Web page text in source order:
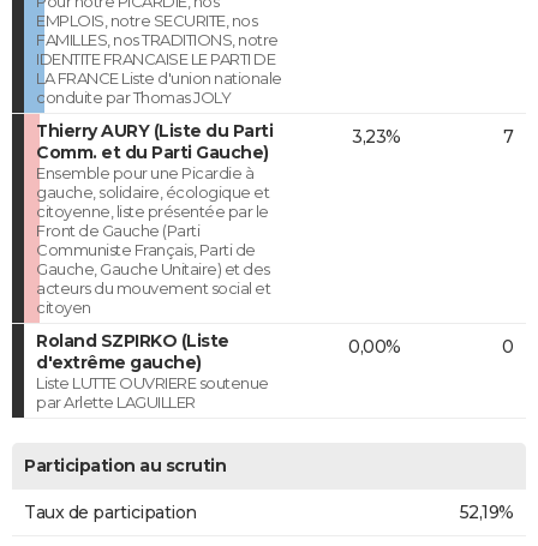
EMPLOIS, notre SECURITE, nos
FAMILLES, nos TRADITIONS, notre
IDENTITE FRANCAISE LE PARTI DE
LA FRANCE Liste d'union nationale
conduite par Thomas JOLY
Thierry AURY (Liste du Parti
Comm. et du Parti Gauche)
Ensemble pour une Picardie à
gauche, solidaire, écologique et
citoyenne, liste présentée par le
Front de Gauche (Parti
Communiste Français, Parti de
Gauche, Gauche Unitaire) et des
acteurs du mouvement social et
citoyen
3,23% 7
Roland SZPIRKO (Liste
d'extrême gauche)
Liste LUTTE OUVRIERE soutenue
par Arlette LAGUILLER
0,00% 0
Participation au scrutin
Taux de participation 52,19%